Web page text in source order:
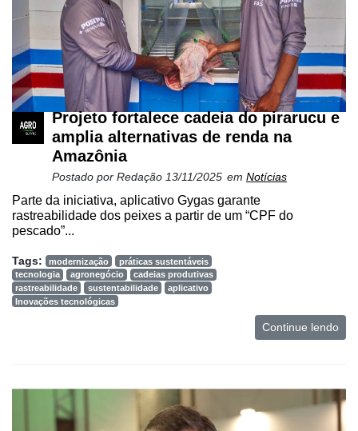
Análise
E-
Commerce
Informatização
Agricultura
Software
Empresarial
Tecnologia
Recursos
Hídricos
Néctar
Projeto fortalece cadeia do pirarucu e
amplia alternativas de renda na
Amazônia
Postado por Redação 13/11/2025 em Notícias
Parte da iniciativa, aplicativo Gygas garante
rastreabilidade dos peixes a partir de um “CPF do
pescado”...
Tags: modernização
práticas sustentáveis
tecnologia
agronegócio
cadeias produtivas
rastreabilidade
sustentabilidade
aplicativo
Inovações tecnológicas
Continue lendo